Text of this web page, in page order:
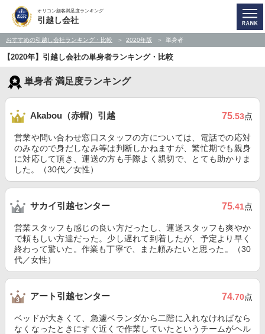
オリコン顧客満足度ランキング
引越し会社
おすすめの引越し会社ランキング・比較 2020年版 単身者
【2020年】引越し会社の単身者ランキング・比較
単身者 満足度ランキング
Akabou（赤帽）引越 75.53点
営業や問い合わせ窓口スタッフの方については、電話での応対
のみなので身だしなみ等は判断しかねますが、繁忙期でも親身
に対応して頂き、運送の方も手際よく親切で、とても助かりま
した。（30代／女性）
サカイ引越センター 75.41点
営業スタッフも感じの良い方だったし、運送スタッフも爽やか
で頼もしい方達だった。少し遅れて到着したが、予定より早く
終わって驚いた。作業も丁寧で、また頼みたいと思った。（30
代／女性）
アート引越センター 74.70点
ベッドが大きくて、急遽ベランダから二階に入れなければなら
なくなったときにすぐ近くで作業していたというチームがヘル